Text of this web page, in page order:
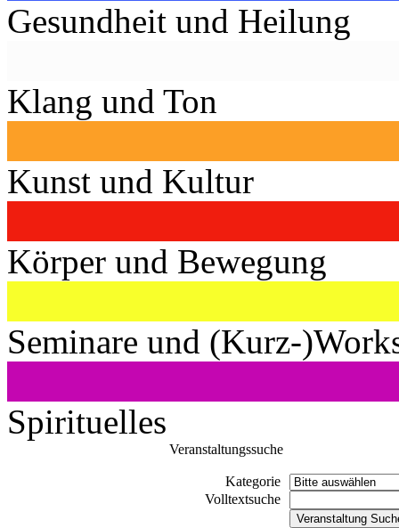
Gesundheit und Heilung
Klang und Ton
Kunst und Kultur
Körper und Bewegung
Seminare und (Kurz-
Spirituelles
Veranstaltungssuche
Kategorie
Volltextsuche